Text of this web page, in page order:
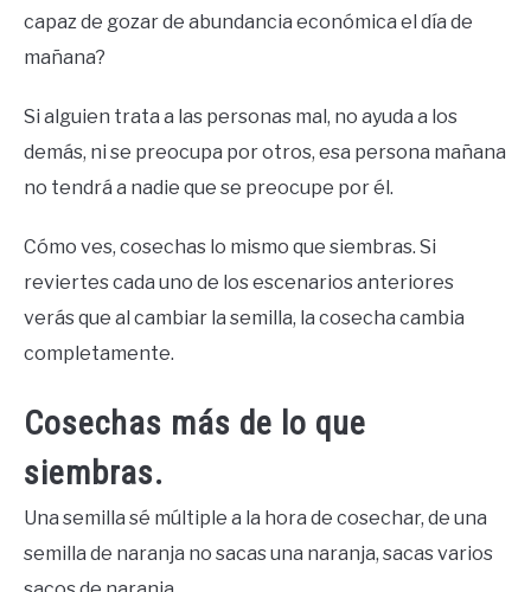
capaz de gozar de abundancia económica el día de
mañana?
Si alguien trata a las personas mal, no ayuda a los
demás, ni se preocupa por otros, esa persona mañana
no tendrá a nadie que se preocupe por él.
Cómo ves, cosechas lo mismo que siembras. Si
reviertes cada uno de los escenarios anteriores
verás que al cambiar la semilla, la cosecha cambia
completamente.
Cosechas más de lo que
siembras.
Una semilla sé múltiple a la hora de cosechar, de una
semilla de naranja no sacas una naranja, sacas varios